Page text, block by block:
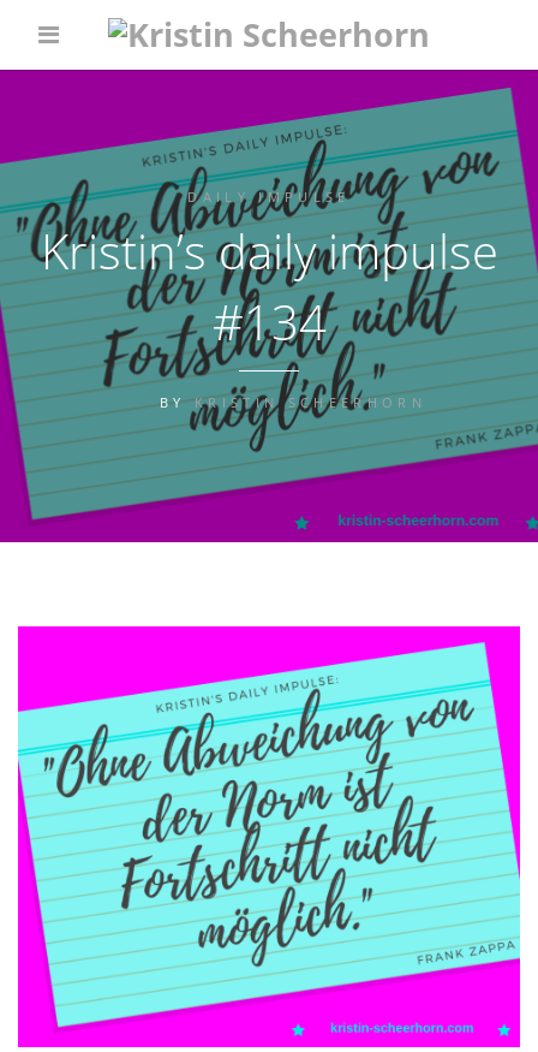
DAILY IMPULSE
Kristin’s daily impulse
#134
BYKRISTIN SCHEERHORN